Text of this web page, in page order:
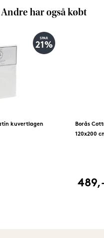
Andre har også købt
SPAR
21%
kuvertlagen
Borås
120x200